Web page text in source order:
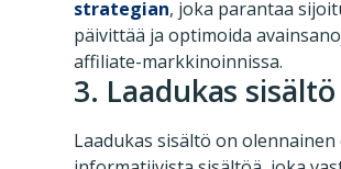
strategian, joka parantaa
päivittää ja optimoida
affiliate-markkinoinnissa.
3. Laadukas
Laadukas sisältö on